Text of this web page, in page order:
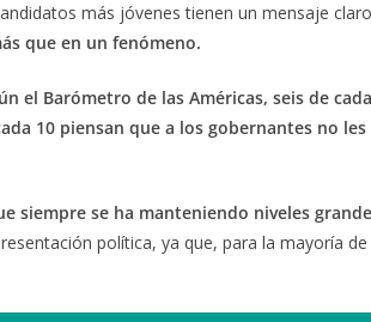
más jóvenes tienen un mensaje
que en un fenómeno.
el Barómetro de las Américas, seis de
10 piensan que a los gobernantes no les
siempre se ha manteniendo niveles
política, ya que, para la mayoría de